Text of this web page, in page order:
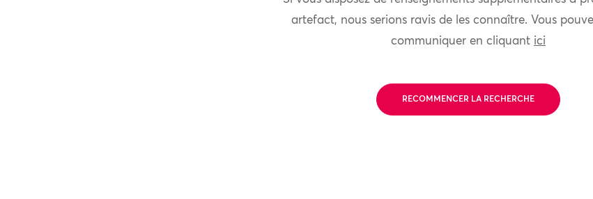
artefact, nous serions ravis de les connaître. Vous
communiquer en cliquant ici
RECOMMENCER LA RECHERCHE